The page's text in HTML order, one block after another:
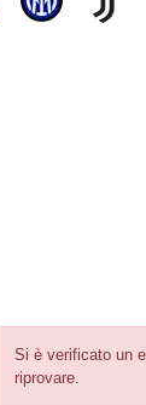
Si è verificato un
riprovare.